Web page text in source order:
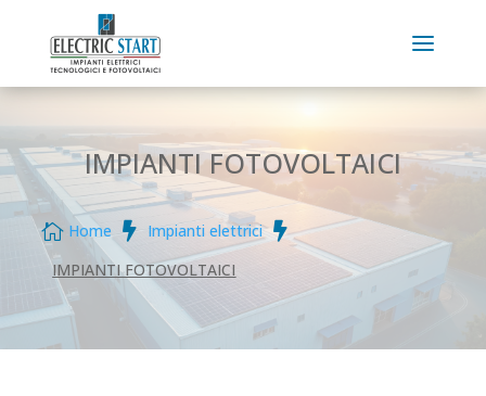
IMPIANTI FOTOVOLTAICI
 Home  Impianti elettrici 
IMPIANTI FOTOVOLTAICI